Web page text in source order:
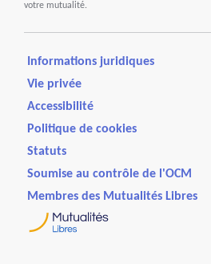
votre mutualité.
Informations juridiques
Vie privée
Accessibilité
Politique de cookies
Statuts
Soumise au contrôle de l'OCM
Membres des Mutualités Libres